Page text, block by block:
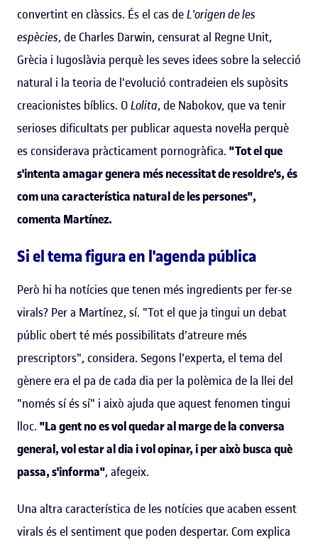
convertint en clàssics. És el cas deL'origen de les
espècies, de Charles Darwin, censurat al Regne Unit,
Grècia i Iugoslàvia perquè les seves idees sobre la selecció
natural i la teoria de l'evolució contradeien els supòsits
creacionistes bíblics. OLolita, de Nabokov, que va tenir
serioses dificultats per publicar aquesta novel·la perquè
es considerava pràcticament pornogràfica. "Tot el que
s'intenta amagar genera més necessitat de resoldre's, és
com una característica natural de les persones",
comenta Martínez.
Si el tema figura en l'agenda pública
Però hi ha notícies que tenen més ingredients per fer-se
virals? Per a Martínez, sí. "Tot el que ja tingui un debat
públic obert té més possibilitats d'atreure més
prescriptors", considera. Segons l'experta, el tema del
gènere era el pa de cada dia per la polèmica de la llei del
"només sí és sí" i això ajuda que aquest fenomen tingui
lloc. "La gent no es vol quedar al marge de la conversa
general, vol estar al dia i vol opinar, i per això busca què
passa, s'informa", afegeix.
Una altra característica de les notícies que acaben essent
virals és el sentiment que poden despertar. Com explica